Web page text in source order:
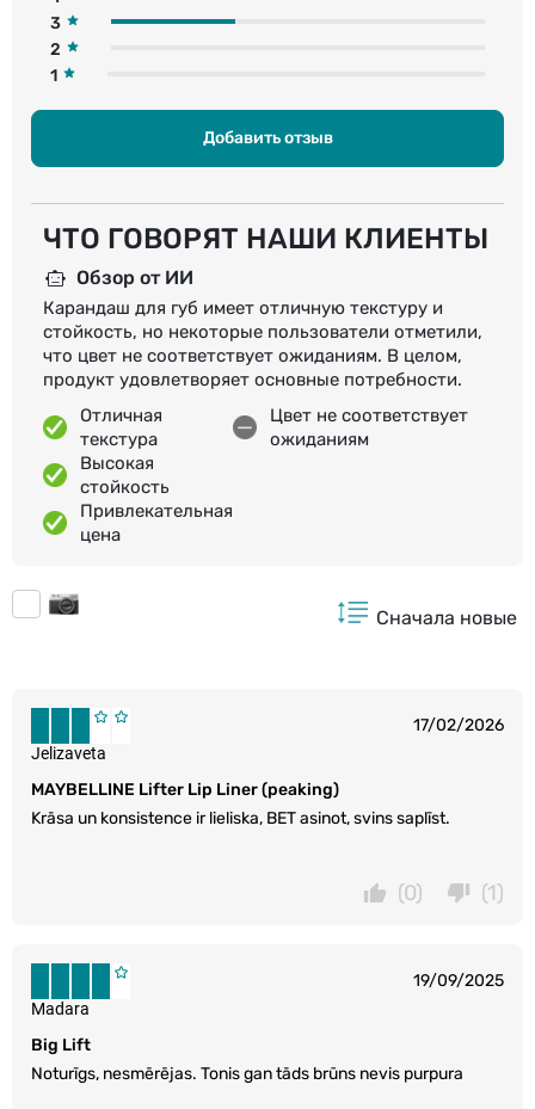
3
2
1
Добавить отзыв
ЧТО ГОВОРЯТ НАШИ КЛИЕНТЫ
Обзор от ИИ
Карандаш для губ имеет отличную текстуру и
стойкость, но некоторые пользователи отметили,
что цвет не соответствует ожиданиям. В целом,
продукт удовлетворяет основные потребности.
Отличная
текстура
Высокая
стойкость
Привлекательная
цена
Цвет не соответствует
ожиданиям
Сначала новые
17/02/2026
MAYBELLINE Lifter Lip Liner (peaking)
Krāsa un konsistence ir lieliska, BET asinot, svins saplīst.
Jelizaveta
(1)
(0)
19/09/2025
Big Lift
Noturīgs, nesmērējas. Tonis gan tāds brūns nevis purpura
Madara